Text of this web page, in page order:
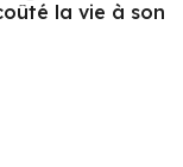
la vie à son